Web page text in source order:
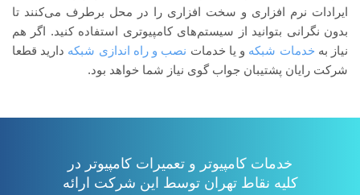
ایرادات نرم افزاری و سخت افزاری را در محل برطرف می‌کنند تا
بدون نگرانی بتوانید از سیستم‌های کامپیوتری استفاده کنید. اگر هم
نیاز به خدمات شبکه و یا خدمات نصب و راه اندازی شبکه دارید قطعا
شرکت رایان پشتیبان جواب گوی نیاز شما خواهد بود.
خدمات کامپیوتر و تعمیرات کامپیوتر در
کلیه نقاط تهران توسط این شرکت ارائه